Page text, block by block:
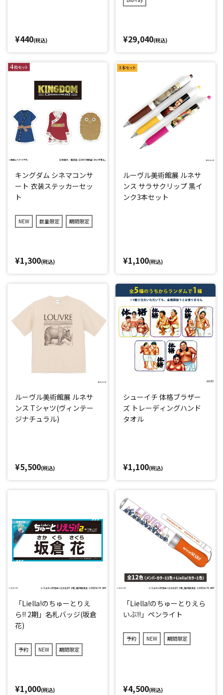
¥440(税込) ¥29,040(税込)
キングダム シネマコンサ
ート 衣装ステッカーセッ
ト
NEW 数量限定 期間限定
¥1,300(税込)
ルーヴル美術館展 ルネサ
ンス サラサクリップ 黒イ
ンク3本セット
¥1,100(税込)
ルーヴル美術館展 ルネサ
ンス Tシャツ(ヴィンテー
ジナチュラル)
¥5,500(税込)
シューイチ 体格ブラザー
ズ トレーディングハンド
タオル
¥1,100(税込)
「Liella!のちゅーとりえ
ら!! 2期」名札バッジ(坂倉
花)
予約 NEW 期間限定
¥1,000(税込)
「Liella!のちゅーとりえら
いぶ!!」ペンライト
予約 NEW 期間限定
¥4,500(税込)